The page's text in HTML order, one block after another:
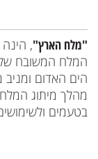
"מלח הארץ"
המלח המשובח של
הים האדום
מהלך מיתוג
בטעמים